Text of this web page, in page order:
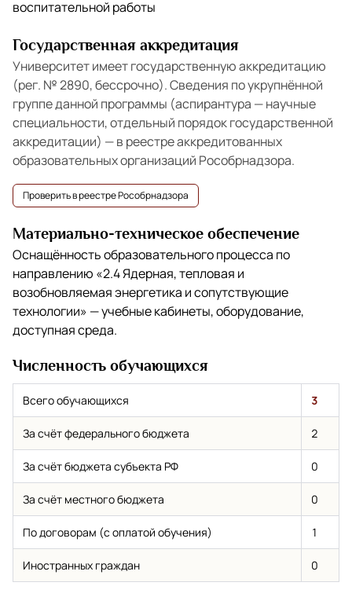
воспитательной работы
Государственная аккредитация
Университет имеет государственную аккредитацию
(рег. № 2890, бессрочно). Сведения по укрупнённой
группе данной программы (аспирантура — научные
специальности, отдельный порядок государственной
аккредитации) — в реестре аккредитованных
образовательных организаций Рособрнадзора.
Проверить в реестре Рособрнадзора
Материально-техническое обеспечение
Оснащённость образовательного процесса по
направлению «2.4 Ядерная, тепловая и
возобновляемая энергетика и сопутствующие
технологии» — учебные кабинеты, оборудование,
доступная среда.
Численность обучающихся
Всего обучающихся 3
За счёт федерального бюджета 2
За счёт бюджета субъекта РФ 0
За счёт местного бюджета 0
По договорам (с оплатой обучения) 1
Иностранных граждан 0